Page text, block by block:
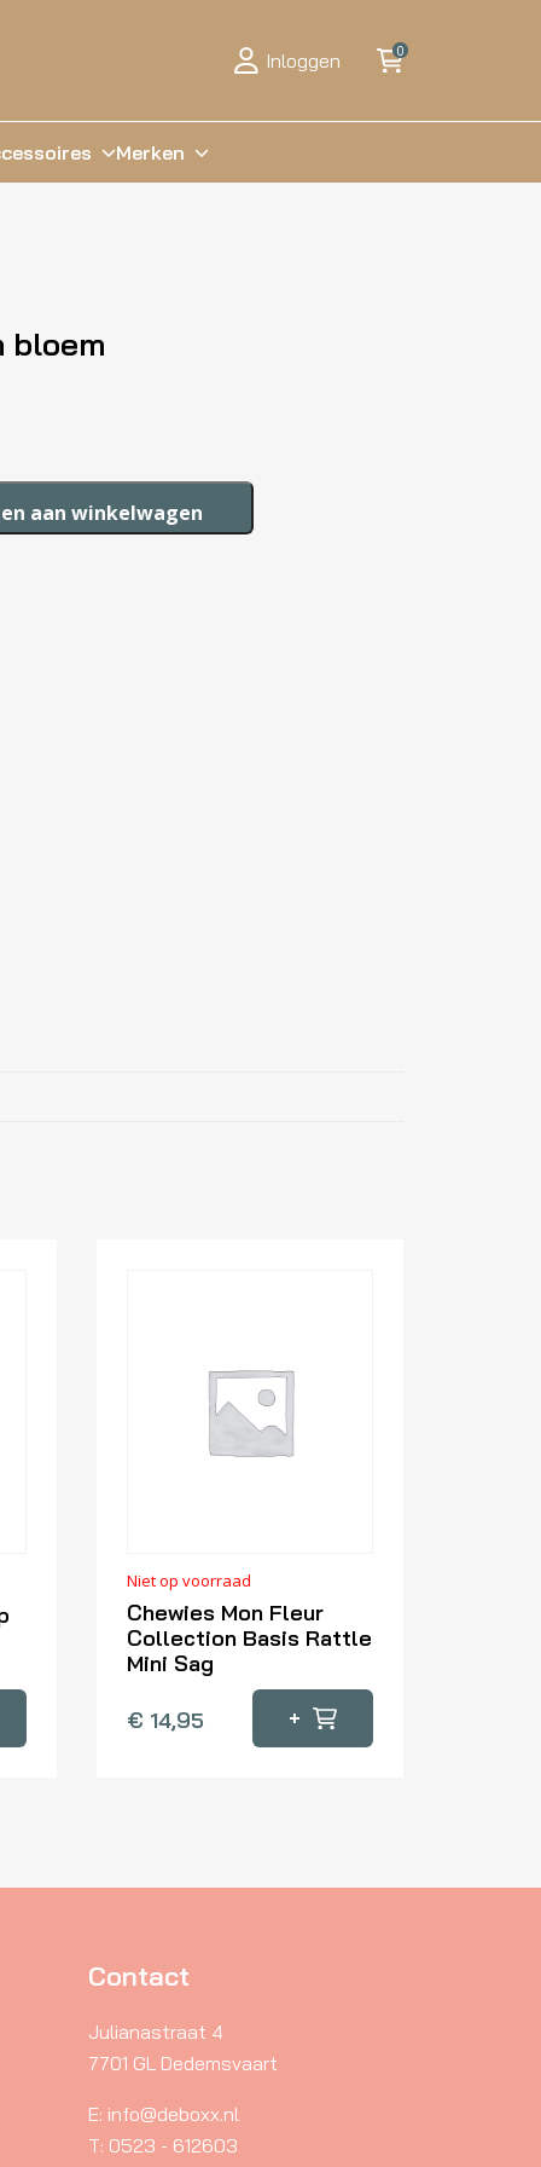
Inloggen 0
Merken
bloem
aan winkelwagen
Niet op voorraad
Chewies Mon Fleur
Collection Basis Rattle
Mini Sag
€ 14,95 +
Contact
Julianastraat 4
7701 GL Dedemsvaart
E: info@deboxx.nl
T: 0523 - 612603